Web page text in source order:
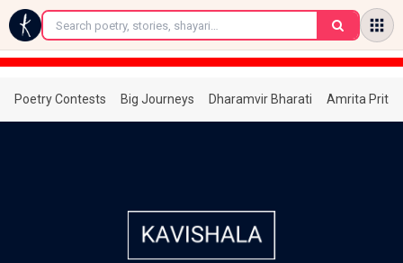
←
Poetry Contests Big Journeys Dharamvir Bharati Amrita